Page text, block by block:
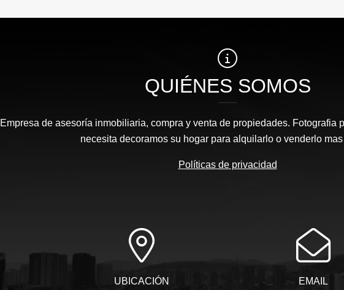
QUIÉNES SOMOS
Empresa de asesoría inmobiliaria, compra y venta de propiedades. Fotografia
necesita decoramos su hogar para alquilarlo o venderlo
Políticas de privacidad
UBICACIÓN EMAIL